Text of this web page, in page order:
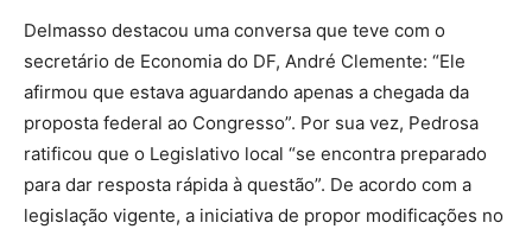
Delmasso destacou uma conversa que teve com o
secretário de Economia do DF, André Clemente: “Ele
afirmou que estava aguardando apenas a chegada da
proposta federal ao Congresso”. Por sua vez, Pedrosa
ratificou que o Legislativo local “se encontra preparado
para dar resposta rápida à questão”. De acordo com a
legislação vigente, a iniciativa de propor modificações no